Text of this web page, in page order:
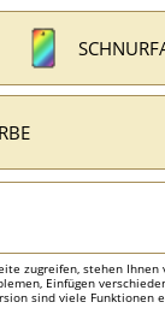
zugreifen, stehen Ihnen
Einfügen
sind viele Funktionen